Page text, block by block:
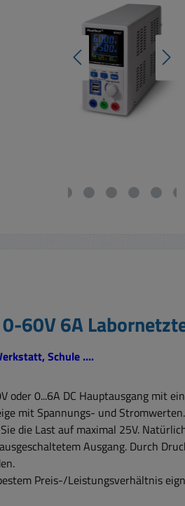
60V 6A
Schule ....
0...6A DC Hauptausgang mit
mit Spannungs- und
die Last auf maximal 25V.
Ausgang. Durch
Preis-/Leistungsverhältnis